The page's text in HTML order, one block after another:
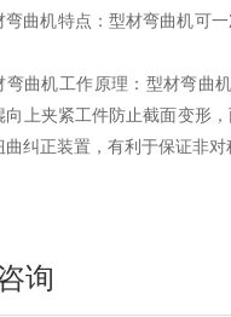
弯曲机特点：型材弯曲机可
弯曲机工作原理：型材弯曲
向上夹紧工件防止截面变形
曲纠正装置，有利于保证非
询